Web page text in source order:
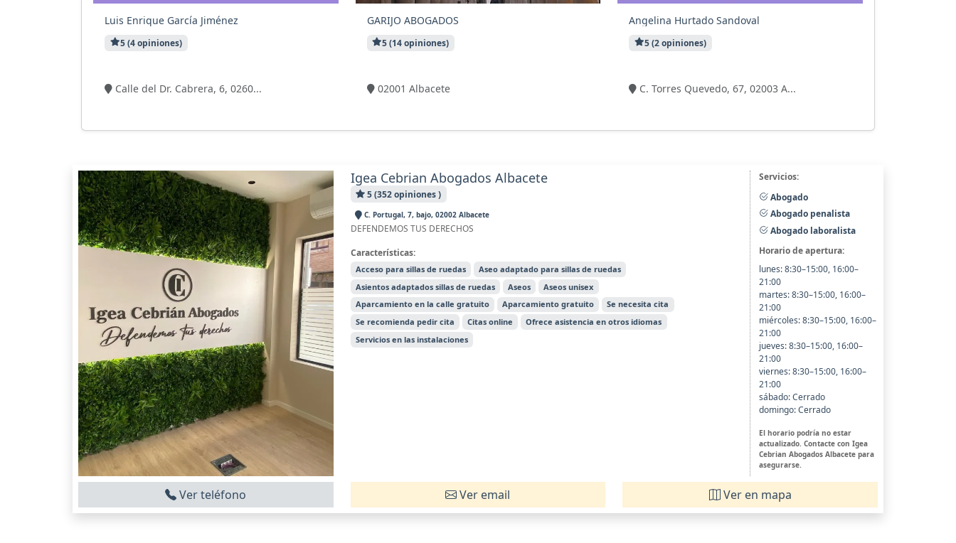
Luis Enrique García Jiménez
5 (4 opiniones)
Calle del Dr. Cabrera, 6, 0260...
GARIJO ABOGADOS
5 (14 opiniones)
02001 Albacete
Angelina Hurtado Sandoval
5 (2 opiniones)
C. Torres Quevedo, 67, 02003 A...
Igea Cebrian Abogados Albacete
5 (352 opiniones )
C. Portugal, 7, bajo, 02002 Albacete
DEFENDEMOS TUS DERECHOS
Características:
Acceso para sillas de ruedas
Aseo adaptado para sillas de ruedas
Asientos adaptados sillas de ruedas
Aseos
Aseos unisex
Aparcamiento en la calle gratuito
Aparcamiento gratuito
Se necesita cita
Se recomienda pedir cita
Citas online
Ofrece asistencia en otros idiomas
Servicios en las instalaciones
Servicios:
Abogado
Abogado penalista
Abogado laboralista
Horario de apertura:
lunes: 8:30–15:00, 16:00–
21:00
martes: 8:30–15:00, 16:00–
21:00
miércoles: 8:30–15:00, 16:00–
21:00
jueves: 8:30–15:00, 16:00–
21:00
viernes: 8:30–15:00, 16:00–
21:00
sábado: Cerrado
domingo: Cerrado
El horario podría no estar
actualizado. Contacte con Igea
Cebrian Abogados Albacete para
asegurarse.
Ver teléfono Ver email Ver en mapa